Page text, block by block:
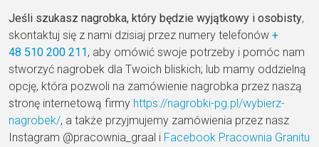
Jeśli szukasz nagrobka, który będzie wyjątkowy i osobisty,
skontaktuj się z nami dzisiaj przez numery telefonów +
48 510 200 211, aby omówić swoje potrzeby i pomóc nam
stworzyć nagrobek dla Twoich bliskich; lub mamy oddzielną
opcję, która pozwoli na zamówienie nagrobka przez naszą
stronę internetową firmy https://nagrobki-pg.pl/wybierz-
nagrobek/, a także przyjmujemy zamówienia przez nasz
Instagram @pracownia_graal i Facebook Pracownia Granitu